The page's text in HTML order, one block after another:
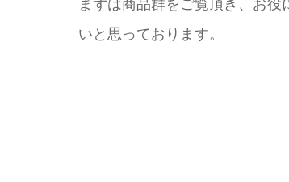
いと思っております。